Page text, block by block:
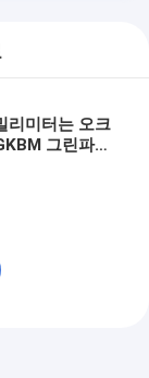
리미터는 오크
그린파이